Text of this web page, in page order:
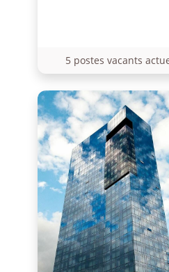
5 postes vacants